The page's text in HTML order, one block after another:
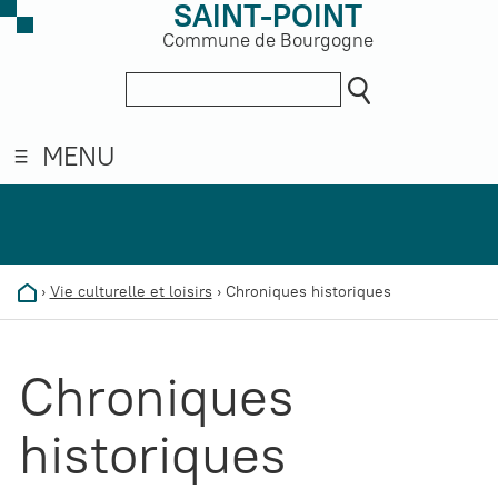
SAINT-POINT
Commune de Bourgogne
MENU
› Vie culturelle et loisirs › Chroniques historiques
Chroniques
historiques